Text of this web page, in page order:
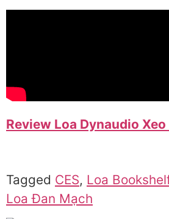
Review Loa Dynaudio Xeo
Tagged CES, Loa
Loa Đan Mạch